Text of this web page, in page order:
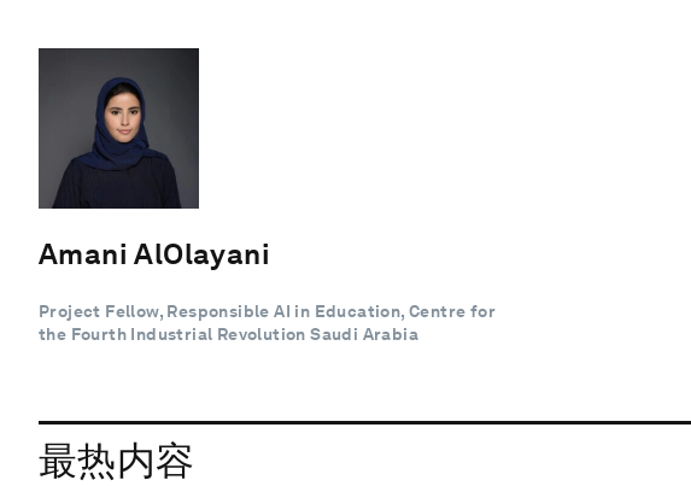
Amani AlOlayani
Project Fellow, Responsible AI in Education, Centre for
the Fourth Industrial Revolution Saudi Arabia
最热内容